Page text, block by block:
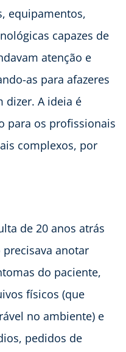
equipamentos,
capazes de
atenção e
as para afazeres
dizer. A ideia é
para os profissionais
complexos, por
de 20 anos atrás
anotar
do paciente,
físicos (que
no ambiente) e
pedidos de